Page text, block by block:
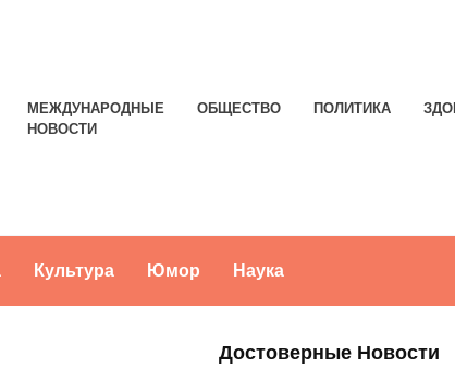
МЕЖДУНАРОДНЫЕ
НОВОСТИ
ОБЩЕСТВО ПОЛИТИКА
Культура Юмор Наука
Достоверные Новости